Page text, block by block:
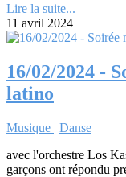
Lire la suite...
11 avril 2024
16/02/2024 -
latino
Musique | Danse
avec l'orchestre Los
garçons ont répondu